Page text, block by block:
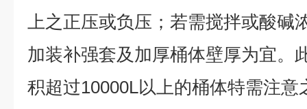
上之正压或负压；若需搅拌或酸碱
加装补强套及加厚桶体壁厚为宜。
积超过10000L以上的桶体特需注意